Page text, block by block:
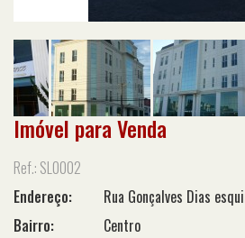
Imóvel para Venda
Ref.: SL0002
Endereço:
Rua Gonçalves Dias
Bairro:
Centro